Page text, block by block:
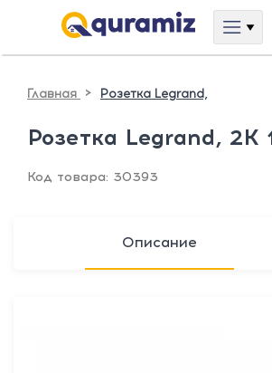
Главная > Розетка Legrand,
Розетка Legrand, 2К
Код товара: 30393
Описание